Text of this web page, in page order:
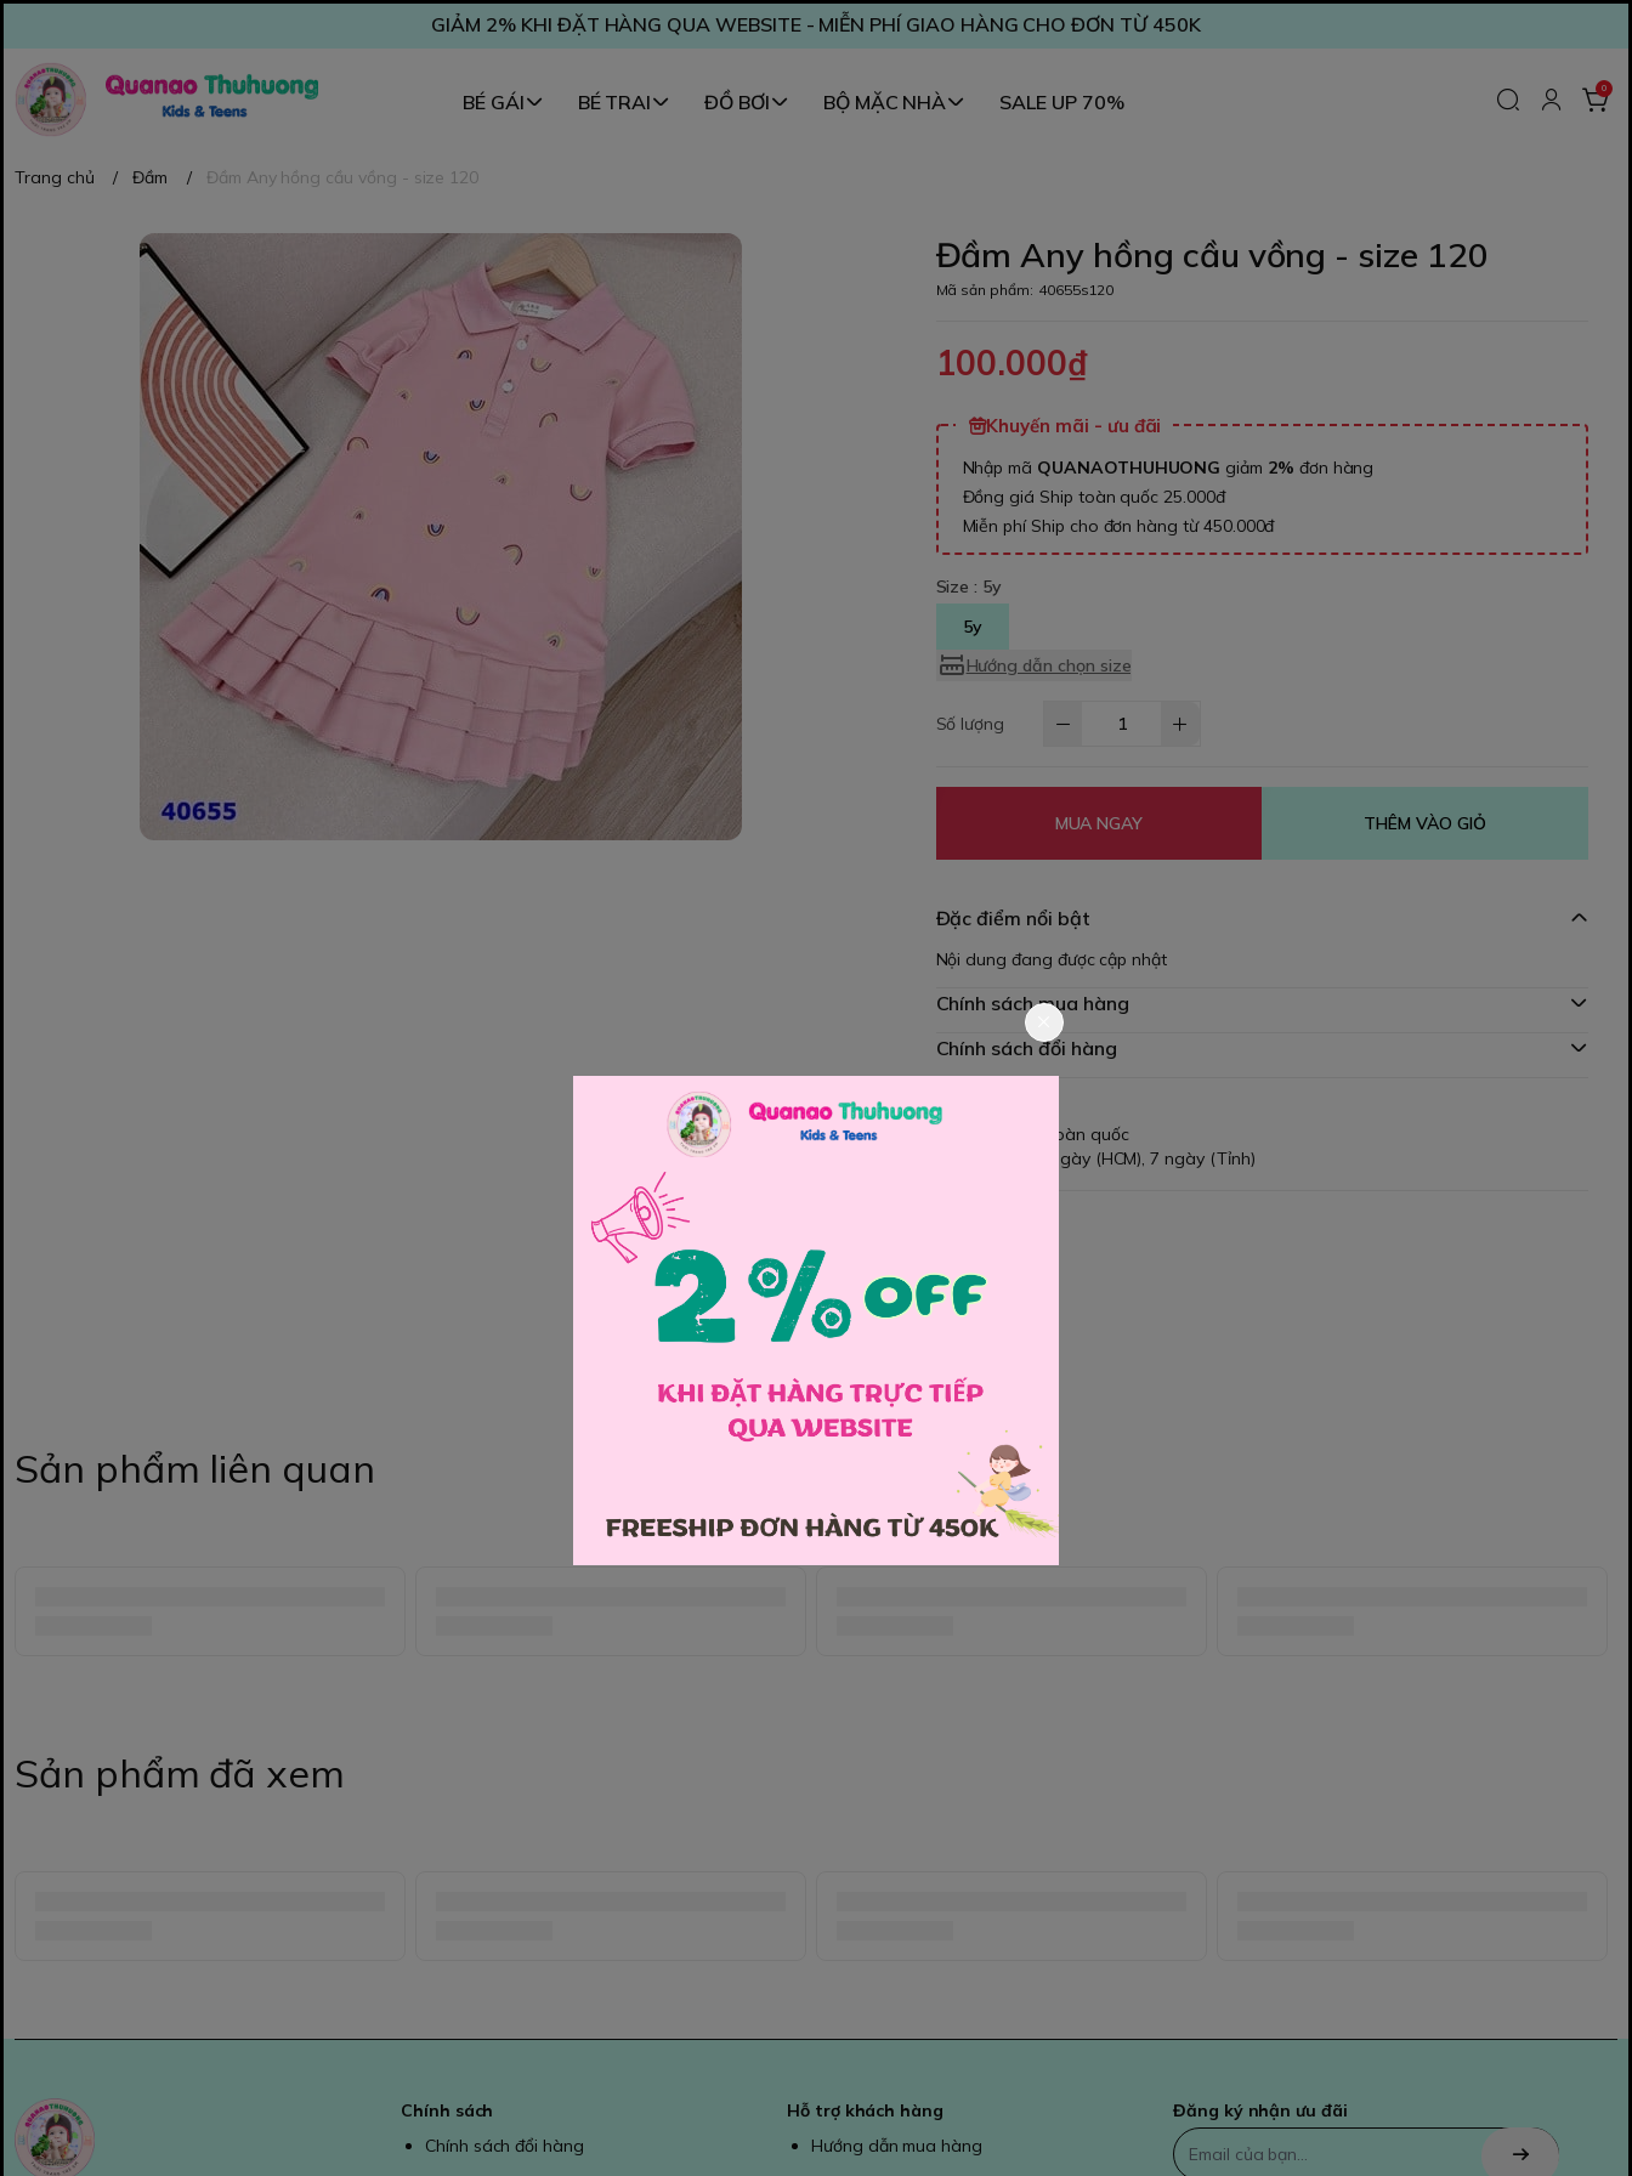
GIẢM 2% KHI ĐẶT HÀNG QUA WEBSITE - MIỄN PHÍ GIAO HÀNG CHO ĐƠN TỪ 450K
BÉ GÁI BÉ TRAI ĐỒ BƠI BỘ MẶC NHÀ SALE UP 70%
0
Trang chủ / Đầm / Đầm Any hồng cầu vồng - size 120
Đầm Any hồng cầu vồng - size 120
Mã sản phẩm: 40655s120
100.000₫
Khuyến mãi - ưu đãi
Nhập mã QUANAOTHUHUONG giảm 2% đơn hàng
Đồng giá Ship toàn quốc 25.000đ
Miễn phí Ship cho đơn hàng từ 450.000đ
Size : 5y
5y
Hướng dẫn chọn size
Số lượng
MUA NGAY THÊM VÀO GIỎ
Đặc điểm nổi bật
Nội dung đang được cập nhật
Chính sách mua hàng
Chính sách đổi hàng
Giao hàng toàn quốc
Đổi hàng 3 ngày (HCM), 7 ngày (Tỉnh)
Sản phẩm liên quan
Sản phẩm đã xem
Chính sách
Chính sách đổi hàng
Hỗ trợ khách hàng
Hướng dẫn mua hàng
Đăng ký nhận ưu đãi